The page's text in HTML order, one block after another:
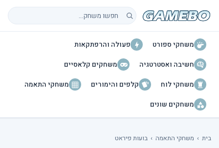
חיפוש משחקים
משחקי ספורט
פעולה והרפתקאות
חשיבה ואסטרטגיה
משחקים קלאסיים
משחקי לוח
קלפים והימורים
משחקי התאמה
משחקים שונים
בית › משחקי התאמה › בועות פיראט